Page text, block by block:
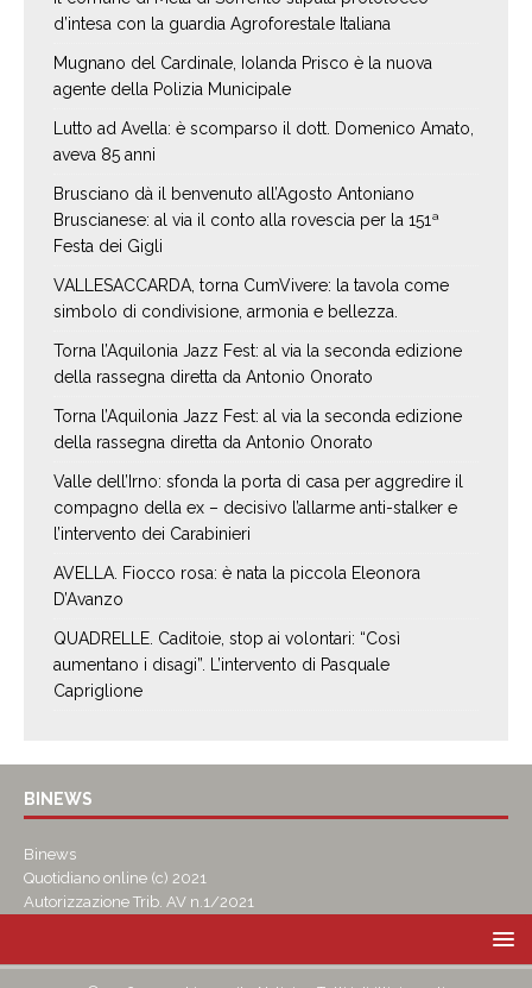
d’intesa con la guardia Agroforestale Italiana
Mugnano del Cardinale, Iolanda Prisco è la nuova
agente della Polizia Municipale
Lutto ad Avella: è scomparso il dott. Domenico Amato,
aveva 85 anni
Brusciano dà il benvenuto all’Agosto Antoniano
Bruscianese: al via il conto alla rovescia per la 151ª
Festa dei Gigli
VALLESACCARDA, torna CumVivere: la tavola come
simbolo di condivisione, armonia e bellezza.
Torna l’Aquilonia Jazz Fest: al via la seconda edizione
della rassegna diretta da Antonio Onorato
Torna l’Aquilonia Jazz Fest: al via la seconda edizione
della rassegna diretta da Antonio Onorato
Valle dell’Irno: sfonda la porta di casa per aggredire il
compagno della ex – decisivo l’allarme anti-stalker e
l’intervento dei Carabinieri
AVELLA. Fiocco rosa: è nata la piccola Eleonora
D’Avanzo
QUADRELLE. Caditoie, stop ai volontari: “Così
aumentano i disagi”. L’intervento di Pasquale
Capriglione
BINEWS
Binews
Quotidiano online (c) 2021
Autorizzazione Trib. AV n.1/2021